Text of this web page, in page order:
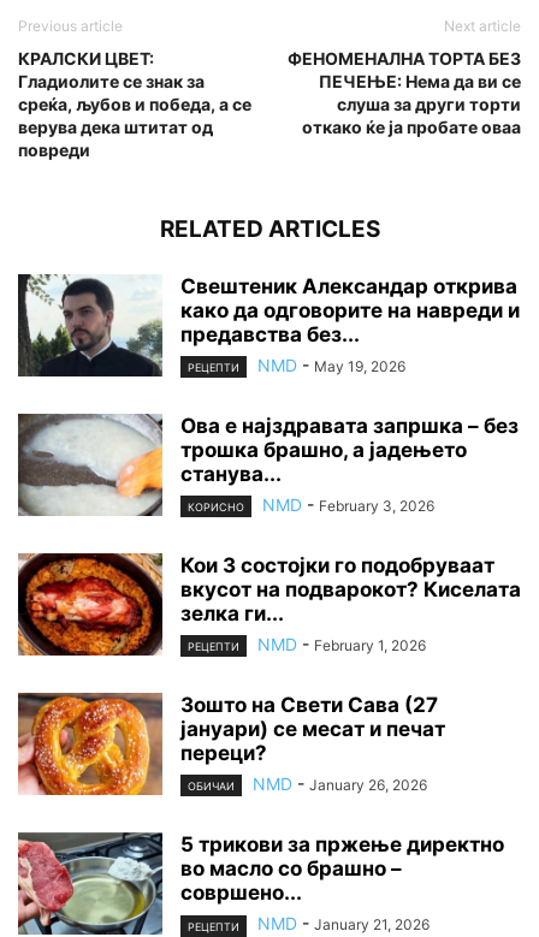
Previous article
КРАЛСКИ ЦВЕТ:
Гладиолите се знак за
среќа, љубов и победа, а се
верува дека штитат од
повреди
Next article
ФЕНОМЕНАЛНА ТОРТА БЕЗ
ПЕЧЕЊЕ: Нема да ви се
слуша за други торти
откако ќе ја пробате оваа
RELATED ARTICLES
Свештеник Александар открива
како да одговорите на навреди и
предавства без...
РЕЦЕПТИ NMD - May 19, 2026
Ова е најздравата запршка – без
трошка брашно, а јадењето
станува...
КОРИСНО NMD - February 3, 2026
Кои 3 состојки го подобруваат
вкусот на подварокот? Киселата
зелка ги...
РЕЦЕПТИ NMD - February 1, 2026
Зошто на Свети Сава (27
јануари) се месат и печат
переци?
ОБИЧАИ NMD - January 26, 2026
5 трикови за пржење директно
во масло со брашно –
совршено...
РЕЦЕПТИ NMD - January 21, 2026